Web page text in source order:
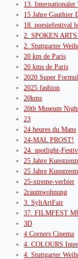
13.
15 Jahre Gauthier
18. poesiefestival
2. SPOKEN
2. Stuttgarter
20 km de Paris
20 kms de Paris
2020 Super
2025 fashion
20kms
20th Museum
23
24 heures du Mans
24-MAL PROST!
24. spotlight-
25 Jahre
25 Jahre
25-xtreme-verbier
2raumwohnung
3. SyltArtFair
37. FILMFEST
3D
4 Corners Cinema
4. COLOURS
4. Stuttgarter